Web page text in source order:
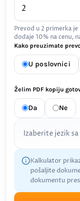
Prevod u 2 primerka
dodaje 10% na cenu,
Kako preuzimate
U poslovnici
Želim PDF kopiju
Da Ne
Izaberite jezik
Kalkulator
pošaljite
dokumentu